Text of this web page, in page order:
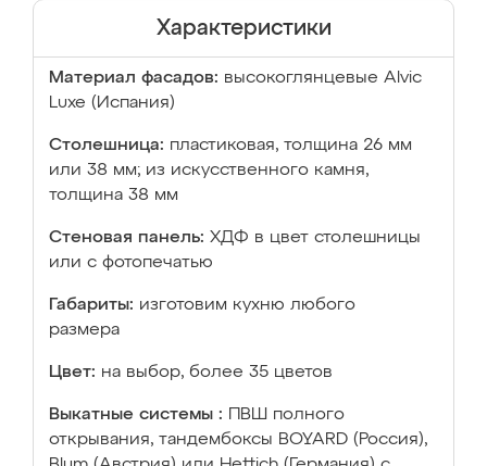
Характеристики
Материал фасадов: высокоглянцевые Аlvic
Luxe (Испания)
Столешница: пластиковая, толщина 26 мм
или 38 мм; из искусственного камня,
толщина 38 мм
Стеновая панель: ХДФ в цвет столешницы
или с фотопечатью
Габариты: изготовим кухню любого
размера
Цвет: на выбор, более 35 цветов
Выкатные системы :
ПВШ полного
открывания, тандембоксы BOYARD (Россия),